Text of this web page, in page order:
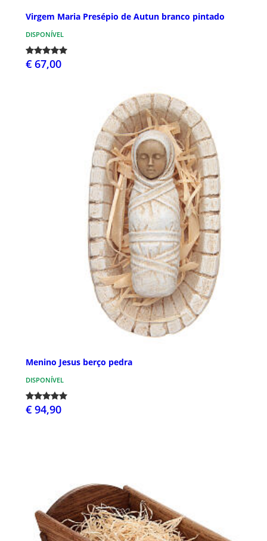
Virgem Maria Presépio de Autun branco pintado
DISPONÍVEL
€ 67,00
Menino Jesus berço pedra
DISPONÍVEL
€ 94,90